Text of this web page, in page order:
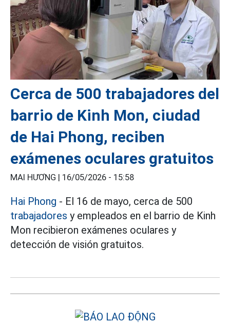
Cerca de 500 trabajadores del
barrio de Kinh Mon, ciudad
de Hai Phong, reciben
exámenes oculares gratuitos
MAI HƯƠNG | 16/05/2026 - 15:58
Hai Phong - El 16 de mayo, cerca de 500
trabajadores y empleados en el barrio de Kinh
Mon recibieron exámenes oculares y
detección de visión gratuitos.